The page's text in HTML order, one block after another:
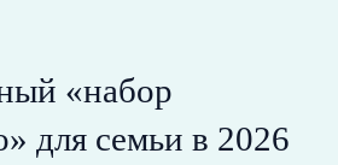
«набор
для семьи в 2026